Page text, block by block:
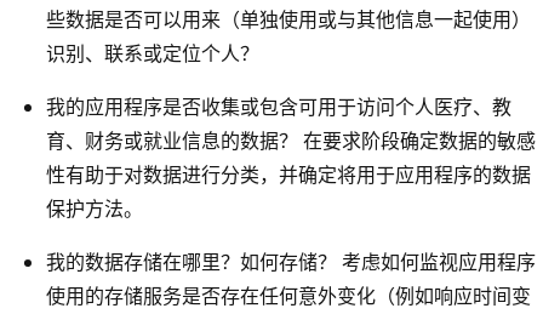
些数据是否可以用来（单独使用或与其他信息一起使用）
识别、联系或定位个人？
我的应用程序是否收集或包含可用于访问个人医疗、教
育、财务或就业信息的数据？ 在要求阶段确定数据的敏感
性有助于对数据进行分类，并确定将用于应用程序的数据
保护方法。
我的数据存储在哪里？如何存储？ 考虑如何监视应用程序
使用的存储服务是否存在任何意外变化（例如响应时间变